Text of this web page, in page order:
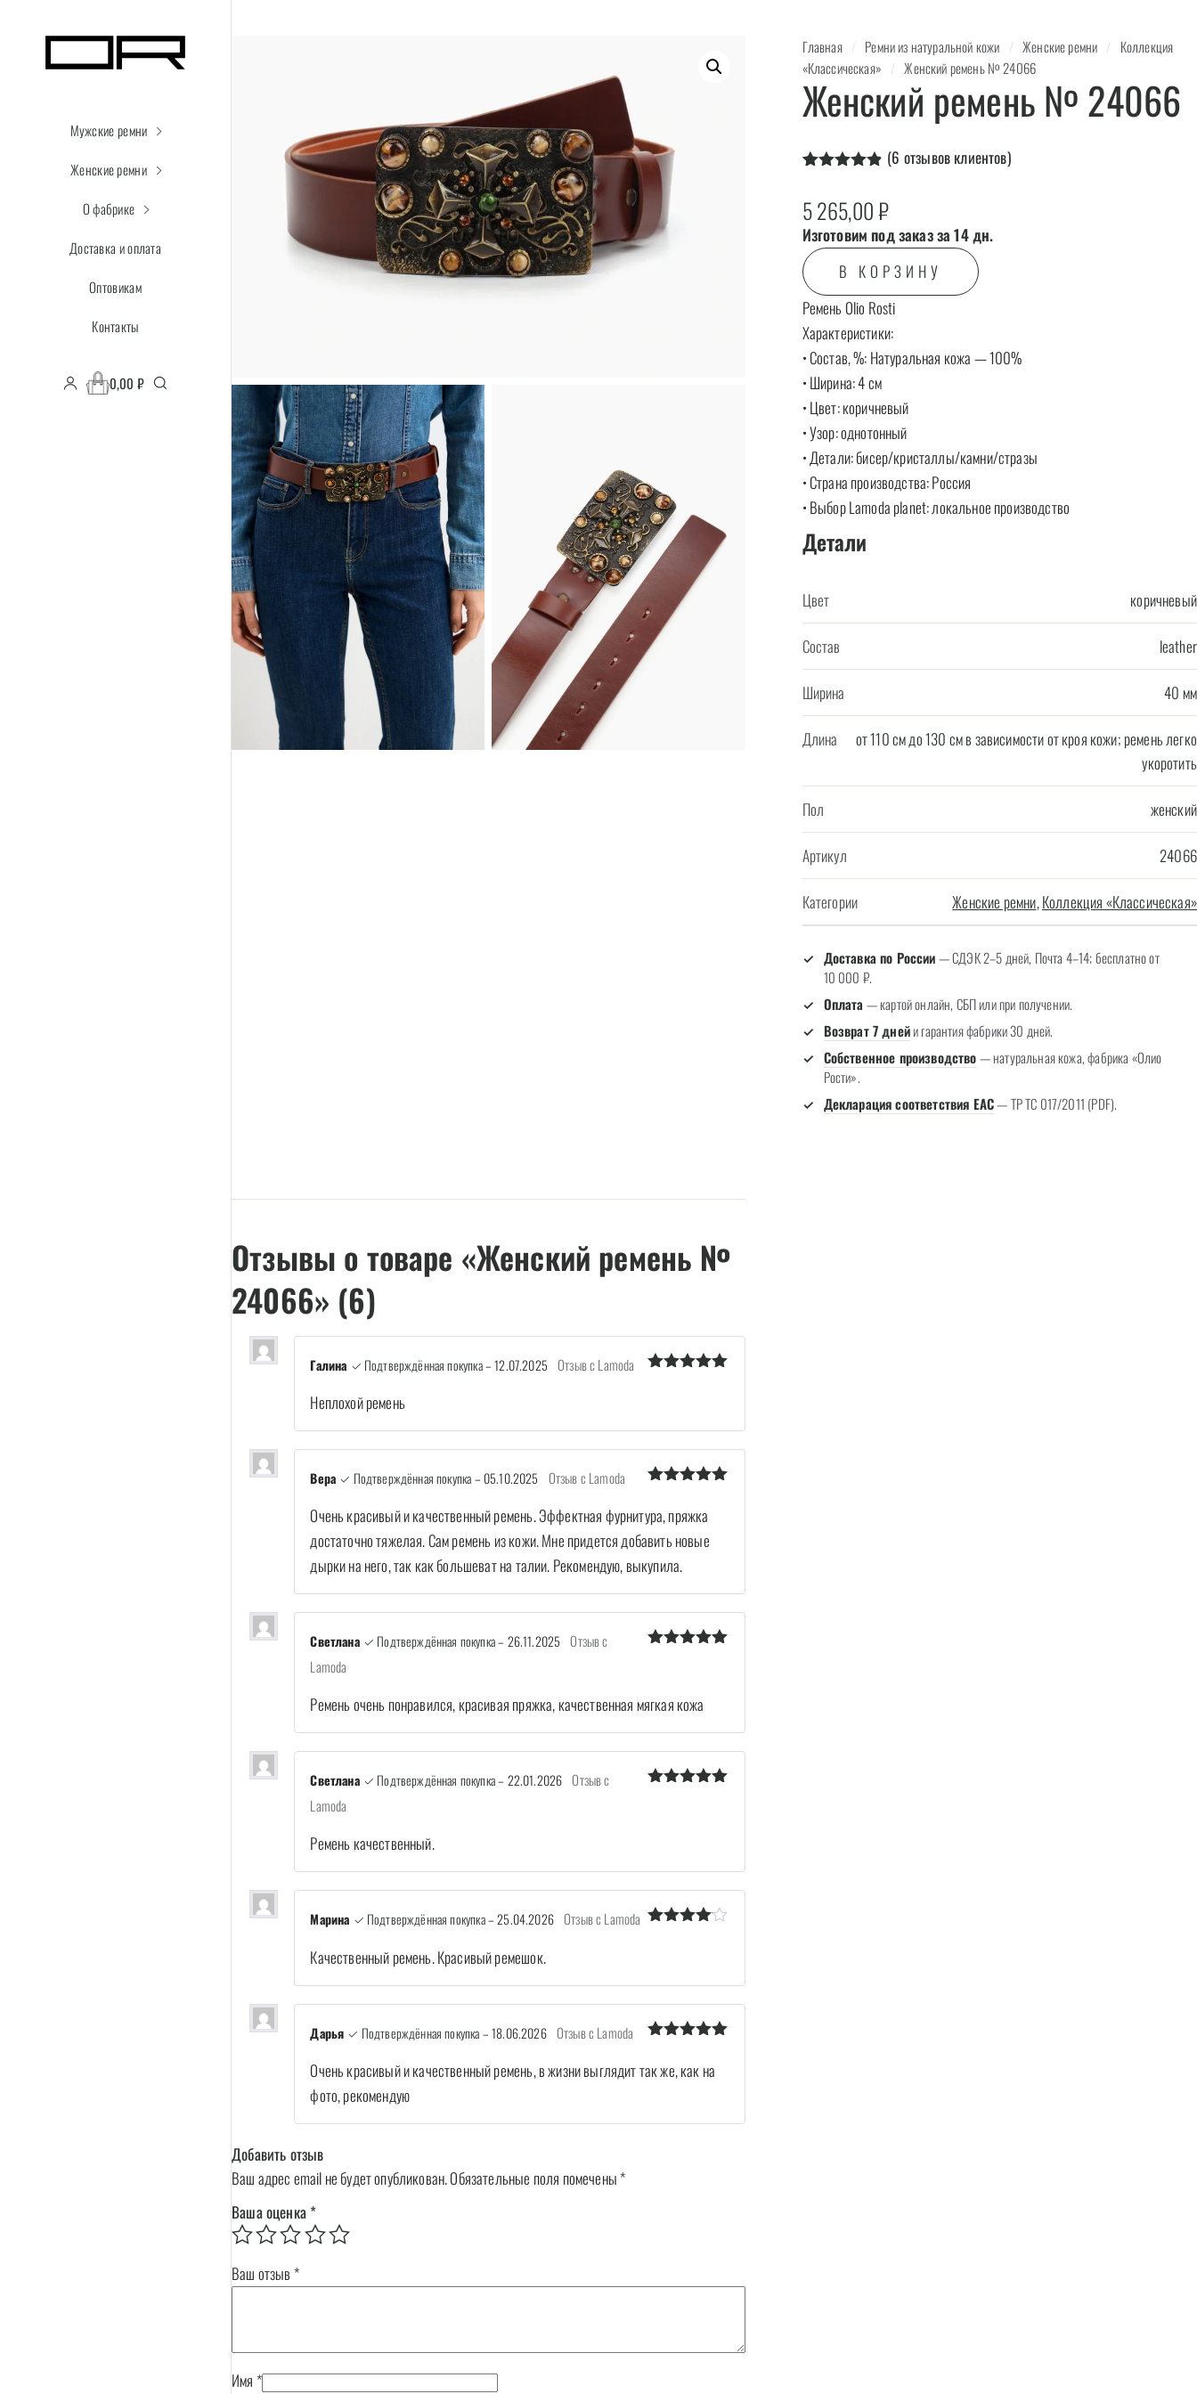
Мужские ремни
Женские ремни
О фабрике
Доставка и оплата
Оптовикам
Контакты
0,00 ₽
Главная / Ремни из натуральной кожи / Женские ремни / Коллекция
«Классическая» / Женский ремень № 24066
Женский ремень № 24066
на основе
опроса
пользователей
(6 отзывов клиентов)
5 265,00₽
Изготовим под заказ за 14 дн.
В КОРЗИНУ
Ремень Olio Rosti
Характеристики:
• Состав, %: Натуральная кожа — 100%
• Ширина: 4 см
• Цвет: коричневый
• Узор: однотонный
• Детали: бисер/кристаллы/камни/стразы
• Страна производства: Россия
• Выбор Lamoda planet: локальное производство
Детали
Цвет коричневый
Состав leather
Ширина 40 мм
Длина
от 110 см до 130 см в зависимости от кроя кожи; ремень легко
укоротить
Пол женский
Артикул 24066
Категории Женские ремни,Коллекция «Классическая»
Доставка по России— СДЭК 2–5 дней, Почта 4–14; бесплатно от
10 000 ₽.
Оплата — картой онлайн, СБП или при получении.
Возврат 7 днейи гарантия фабрики 30 дней.
Собственное производство— натуральная кожа, фабрика «Олио
Рости».
Декларация соответствия EAC— ТР ТС 017/2011 (PDF).
Отзывы о товаре «Женский ремень №
24066» (6)
Галина ✓ Подтверждённая покупка– 12.07.2025 Отзыв с Lamoda
Неплохой ремень
из 5
Вера ✓ Подтверждённая покупка– 05.10.2025 Отзыв с Lamoda
Очень красивый и качественный ремень. Эффектная фурнитура, пряжка
достаточно тяжелая. Сам ремень из кожи. Мне придется добавить новые
дырки на него, так как большеват на талии. Рекомендую, выкупила.
Светлана ✓ Подтверждённая покупка– 26.11.2025 Отзыв с
Lamoda
Ремень очень понравился, красивая пряжка, качественная мягкая кожа
Светлана ✓ Подтверждённая покупка– 22.01.2026 Отзыв с
Lamoda
Ремень качественный.
Марина ✓ Подтверждённая покупка– 25.04.2026 Отзыв с Lamoda
Качественный ремень. Красивый ремешок.
из 5
Дарья ✓ Подтверждённая покупка–18.06.2026 Отзыв с Lamoda
Очень красивый и качественный ремень, в жизни выглядит так же, как на
фото, рекомендую
Добавить отзыв
Ваш адрес email не будет опубликован.Обязательные поля помечены*
Ваша оценка *
Ваш отзыв *
Имя *